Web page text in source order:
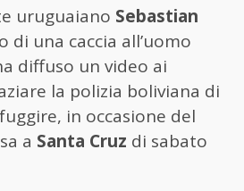
uruguaiano Sebastian
di una caccia all’uomo
diffuso un video ai
la polizia boliviana di
in occasione del
a Santa Cruz di sabato